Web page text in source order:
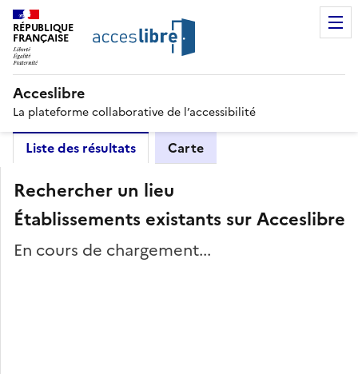
RÉPUBLIQUE
FRANÇAISE
Acceslibre
La plateforme collaborative de l’accessibilité
Liste des résultats Carte
Rechercher un lieu
Établissements existants sur Acceslibre
En cours de chargement...